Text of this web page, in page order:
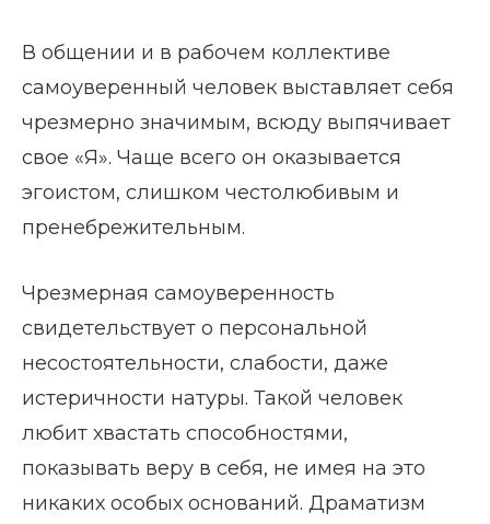
В общении и в рабочем коллективе
самоуверенный человек выставляет себя
чрезмерно значимым, всюду выпячивает
свое «Я». Чаще всего он оказывается
эгоистом, слишком честолюбивым и
пренебрежительным.
Чрезмерная самоуверенность
свидетельствует о персональной
несостоятельности, слабости, даже
истеричности натуры. Такой человек
любит хвастать способностями,
показывать веру в себя, не имея на это
никаких особых оснований. Драматизм